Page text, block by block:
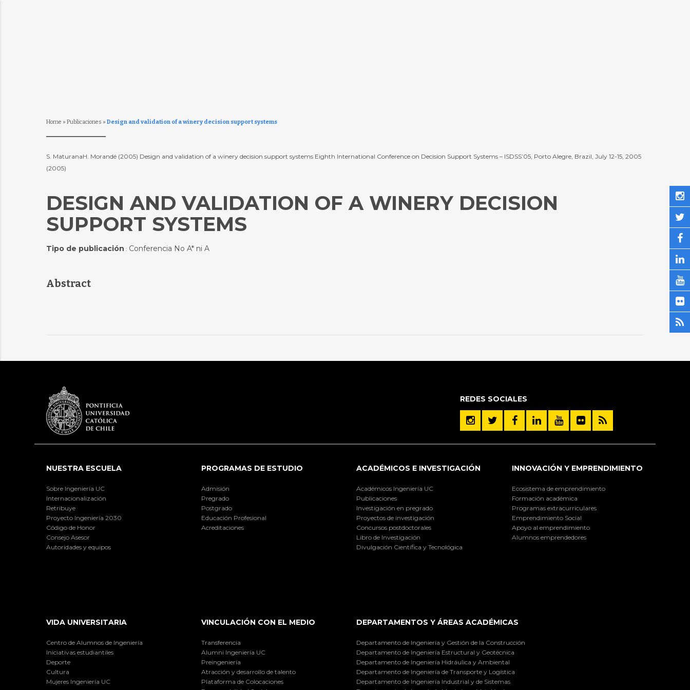
Home » Publicaciones » Design and validation of a winery decision support systems
S. MaturanaH. Morandé (2005) Design and validation of a winery decision support systems Eighth International Conference on Decision Support Systems – ISDSS’05, Porto Alegre, Brazil, July 12-15, 2005
(2005)
DESIGN AND VALIDATION OF A WINERY DECISION
SUPPORT SYSTEMS
Tipo de publicación : Conferencia No A* ni A
Abstract
REDES SOCIALES
NUESTRA ESCUELA
Sobre Ingeniería UC
Internacionalización
Retribuye
Proyecto Ingeniería 2030
Código de Honor
Consejo Asesor
Autoridades y equipos
PROGRAMAS DE ESTUDIO
Admisión
Pregrado
Postgrado
Educación Profesional
Acreditaciones
ACADÉMICOS E INVESTIGACIÓN
Académicos Ingeniería UC
Publicaciones
Investigación en pregrado
Proyectos de investigación
Concursos postdoctorales
Libro de Investigación
Divulgación Científica y Tecnológica
INNOVACIÓN Y EMPRENDIMIENTO
Ecosistema de emprendimiento
Formación académica
Programas extracurriculares
Emprendimiento Social
Apoyo al emprendimiento
Alumnos emprendedores
VIDA UNIVERSITARIA
Centro de Alumnos de Ingeniería
Iniciativas estudiantiles
Deporte
Cultura
Mujeres Ingeniería UC
VINCULACIÓN CON EL MEDIO
Transferencia
Alumni Ingeniería UC
Preingeniería
Atracción y desarrollo de talento
Plataforma de Colocaciones
DEPARTAMENTOS Y ÁREAS ACADÉMICAS
Departamento de Ingeniería y Gestión de la Construcción
Departamento de Ingeniería Estructural y Geotécnica
Departamento de Ingeniería Hidráulica y Ambiental
Departamento de Ingeniería de Transporte y Logística
Departamento de Ingeniería Industrial y de Sistemas